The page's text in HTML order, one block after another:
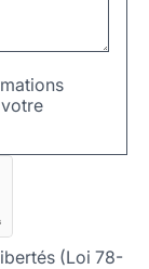
(Loi 78-